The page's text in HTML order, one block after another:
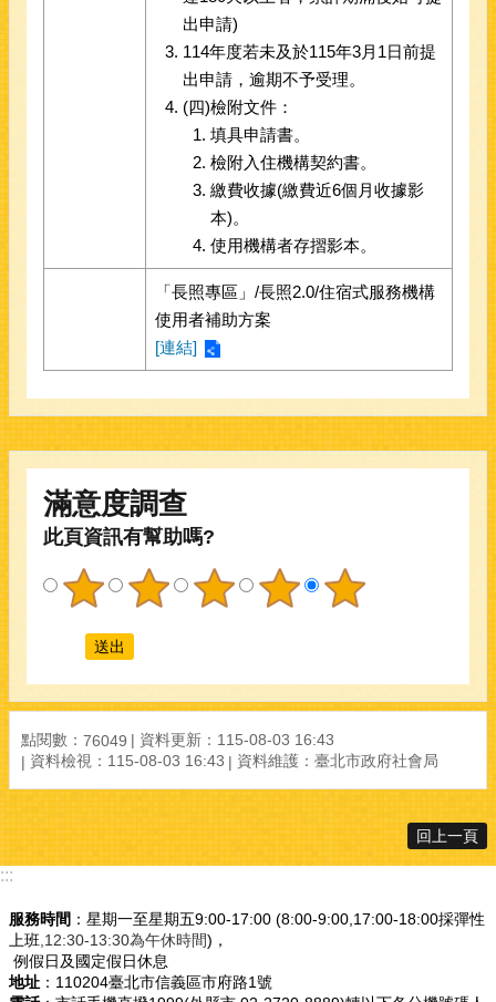
出申請)
114年度若未及於115年3月1日前提
出申請，逾期不予受理。
(四)檢附文件：
填具申請書。
檢附入住機構契約書。
繳費收據(繳費近6個月收據影
本)。
使用機構者存摺影本。
「長照專區」/長照2.0/住宿式服務機構
使用者補助方案
[連結]
滿意度調查
此頁資訊有幫助嗎?
點閱數： 76049 資料更新： 115-08-03 16:43
資料檢視： 115-08-03 16:43 資料維護： 臺北市政府社會局
回上一頁
:::
服務時間 ：星期一至星期五9:00-17:00 (8:00-9:00,17:00-18:00採彈性
上班 ,12:30-13:30為午休時間)，
例假日及國定假日休息
地址 ：110204臺北市信義區市府路1號